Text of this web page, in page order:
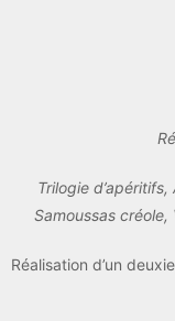
Trilogie
Samoussas
Réalisation d’un